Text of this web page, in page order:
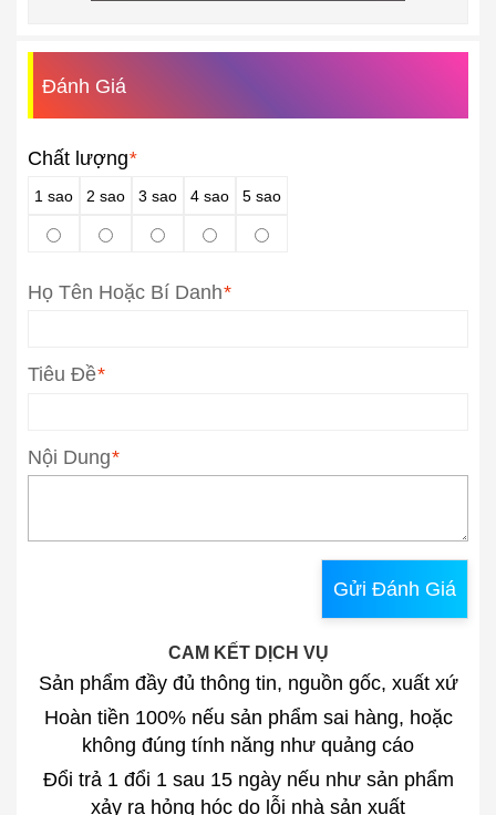
Đánh Giá
Chất lượng*
1 sao 2 sao 3 sao 4 sao 5 sao
*
Họ Tên Hoặc Bí Danh
*
Tiêu Đề
*
Nội Dung
Gửi Đánh Giá
CAM KẾT DỊCH VỤ
Sản phẩm đầy đủ thông tin, nguồn gốc, xuất xứ
Hoàn tiền 100% nếu sản phẩm sai hàng, hoặc
không đúng tính năng như quảng cáo
Đổi trả 1 đổi 1 sau 15 ngày nếu như sản phẩm
xảy ra hỏng hóc do lỗi nhà sản xuất